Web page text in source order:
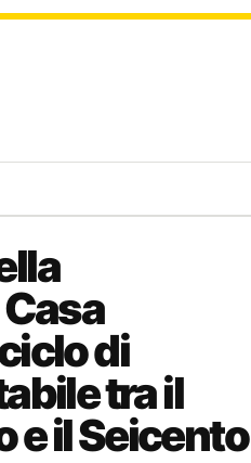
di
tra il
e il Seicento